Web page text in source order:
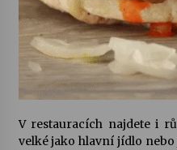
V restauracích najdete i
velké jako hlavní jídlo